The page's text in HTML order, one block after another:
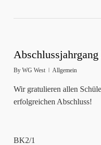
By WG West Allgemein
Wir gratulieren allen
erfolgreichen Abschluss!
BK2/1